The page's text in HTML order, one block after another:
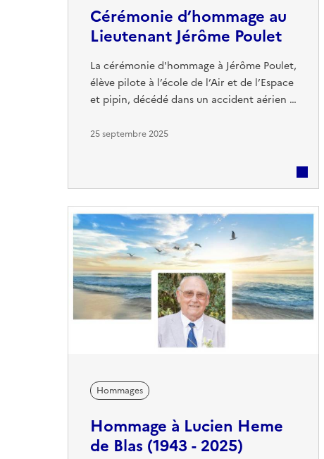
Cérémonie d’hommage au
Lieutenant Jérôme Poulet
La cérémonie d'hommage à Jérôme Poulet,
élève pilote à l’école de l’Air et de l’Espace
et pipin, décédé dans un accident aérien il
à Villemorieu (Isère). C’est lors d’un vol
ans trouve la mort dans une collision avec
était animé par ...
25 septembre 2025
Hommages
Hommage à Lucien Heme
de Blas (1943 - 2025)